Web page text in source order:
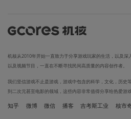
机核从2010年开始一直致力于分享游戏玩家的生活，以及
以及视频节目，一直在不断寻找民间高质量的内容创作者。
我们坚信游戏不止是游戏，游戏中包含的科学，文化，历史
到二次元甚至电影的领域，这些内容非常值得分享给热爱游戏
知乎 微博 微信 播客 吉考斯工业 核市